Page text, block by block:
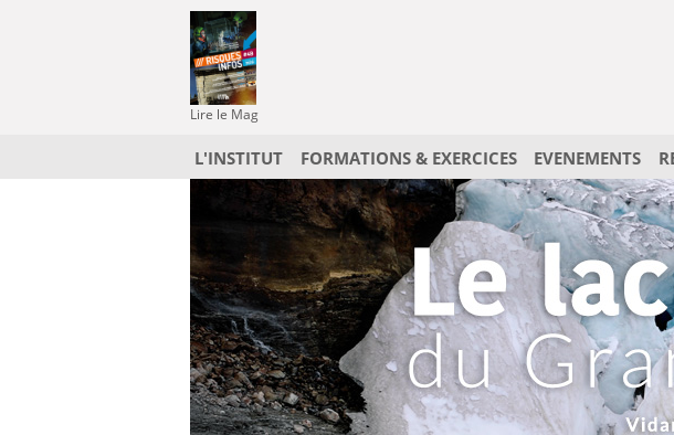
Lire le Mag
L'INSTITUT FORMATIONS & EXERCICES EVENEMENTS